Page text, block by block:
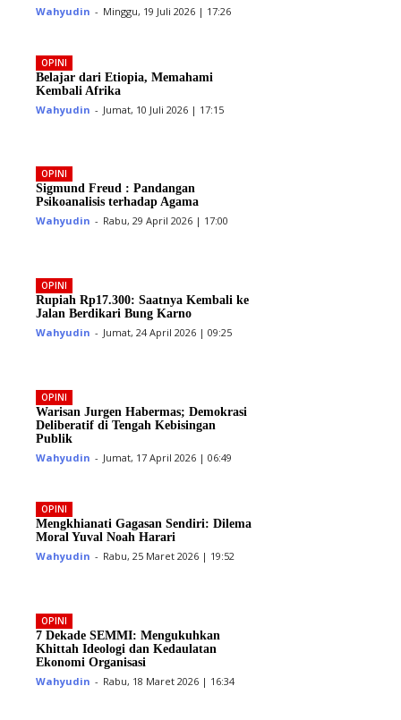
Wahyudin - Minggu, 19 Juli 2026 | 17:26
OPINI
Belajar dari Etiopia, Memahami
Kembali Afrika
Wahyudin - Jumat, 10 Juli 2026 | 17:15
OPINI
Sigmund Freud : Pandangan
Psikoanalisis terhadap Agama
Wahyudin - Rabu, 29 April 2026 | 17:00
OPINI
Rupiah Rp17.300: Saatnya Kembali ke
Jalan Berdikari Bung Karno
Wahyudin - Jumat, 24 April 2026 | 09:25
OPINI
Warisan Jurgen Habermas; Demokrasi
Deliberatif di Tengah Kebisingan
Publik
Wahyudin - Jumat, 17 April 2026 | 06:49
OPINI
Mengkhianati Gagasan Sendiri: Dilema
Moral Yuval Noah Harari
Wahyudin - Rabu, 25 Maret 2026 | 19:52
OPINI
7 Dekade SEMMI: Mengukuhkan
Khittah Ideologi dan Kedaulatan
Ekonomi Organisasi
Wahyudin - Rabu, 18 Maret 2026 | 16:34